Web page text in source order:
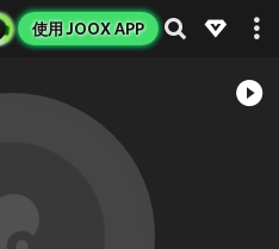
使用 JOOX APP